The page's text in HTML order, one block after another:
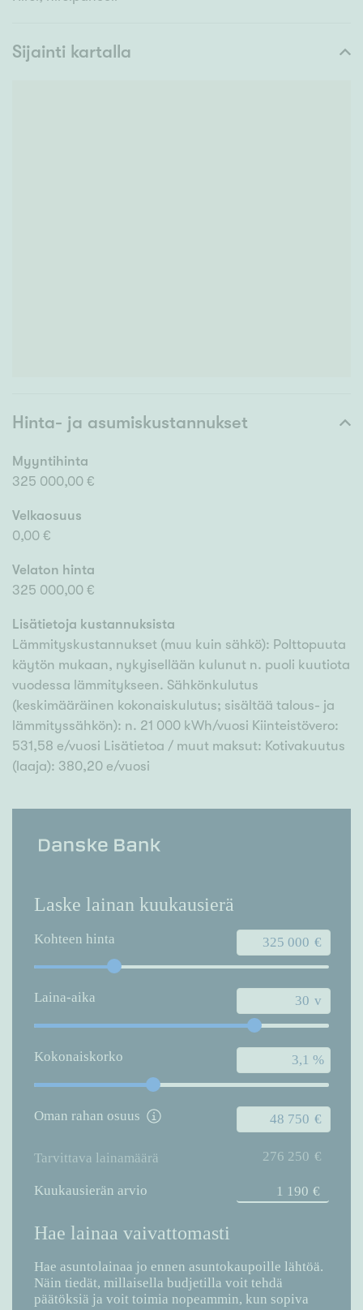
Sijainti kartalla
Hinta- ja asumiskustannukset
Myyntihinta
325 000,00 €
Velkaosuus
0,00 €
Velaton hinta
325 000,00 €
Lisätietoja kustannuksista
Lämmityskustannukset (muu kuin sähkö): Polttopuuta
käytön mukaan, nykyisellään kulunut n. puoli kuutiota
vuodessa lämmitykseen. Sähkönkulutus
(keskimääräinen kokonaiskulutus; sisältää talous- ja
lämmityssähkön): n. 21 000 kWh/vuosi Kiinteistövero:
531,58 e/vuosi Lisätietoa / muut maksut: Kotivakuutus
(laaja): 380,20 e/vuosi